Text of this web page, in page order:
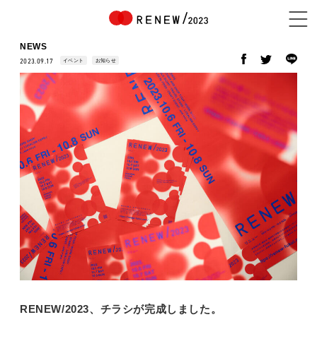
NEWS
ABOUT
CONTENTS
EXHIBITOR
NEWS
2023.09.17 イベント お知らせ
RENEW/2023、チラシが完成しました。